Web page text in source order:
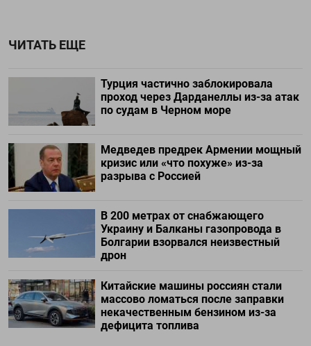
ЧИТАТЬ ЕЩЕ
Турция частично заблокировала
проход через Дарданеллы из-за атак
по судам в Черном море
Медведев предрек Армении мощный
кризис или «что похуже» из-за
разрыва с Россией
В 200 метрах от снабжающего
Украину и Балканы газопровода в
Болгарии взорвался неизвестный
дрон
Китайские машины россиян стали
массово ломаться после заправки
некачественным бензином из-за
дефицита топлива